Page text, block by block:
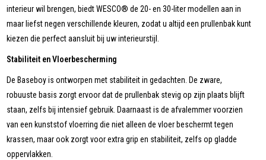
interieur wil brengen, biedt WESCO® de 20- en 30-liter modellen aan in
maar liefst negen verschillende kleuren, zodat u altijd een prullenbak kunt
kiezen die perfect aansluit bij uw interieurstijl.
Stabiliteit en Vloerbescherming
De Baseboy is ontworpen met stabiliteit in gedachten. De zware,
robuuste basis zorgt ervoor dat de prullenbak stevig op zijn plaats blijft
staan, zelfs bij intensief gebruik. Daarnaast is de afvalemmer voorzien
van een kunststof vloerring die niet alleen de vloer beschermt tegen
krassen, maar ook zorgt voor extra grip en stabiliteit, zelfs op gladde
oppervlakken.